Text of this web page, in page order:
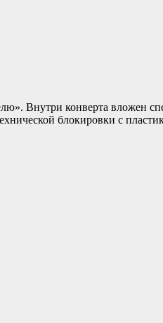
Внутри конверта вложен
блокировки с